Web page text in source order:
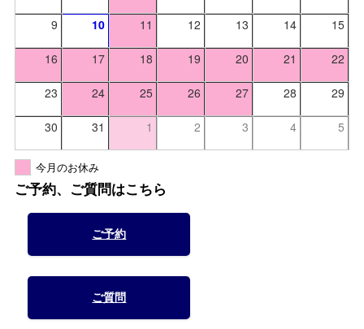
9 10 11 12 13 14 15
16 17 18 19 20 21 22
23 24 25 26 27 28 29
30 31 1 2 3 4 5
今月のお休み
ご予約、ご質問はこちら
ご予約
ご質問